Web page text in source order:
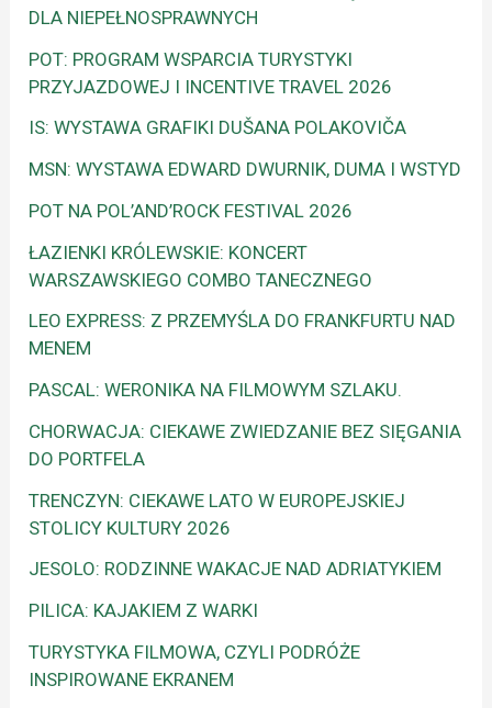
DLA NIEPEŁNOSPRAWNYCH
POT: PROGRAM WSPARCIA TURYSTYKI
PRZYJAZDOWEJ I INCENTIVE TRAVEL 2026
IS: WYSTAWA GRAFIKI DUŠANA POLAKOVIČA
MSN: WYSTAWA EDWARD DWURNIK, DUMA I WSTYD
POT NA POL’AND’ROCK FESTIVAL 2026
ŁAZIENKI KRÓLEWSKIE: KONCERT
WARSZAWSKIEGO COMBO TANECZNEGO
LEO EXPRESS: Z PRZEMYŚLA DO FRANKFURTU NAD
MENEM
PASCAL: WERONIKA NA FILMOWYM SZLAKU.
CHORWACJA: CIEKAWE ZWIEDZANIE BEZ SIĘGANIA
DO PORTFELA
TRENCZYN: CIEKAWE LATO W EUROPEJSKIEJ
STOLICY KULTURY 2026
JESOLO: RODZINNE WAKACJE NAD ADRIATYKIEM
PILICA: KAJAKIEM Z WARKI
TURYSTYKA FILMOWA, CZYLI PODRÓŻE
INSPIROWANE EKRANEM